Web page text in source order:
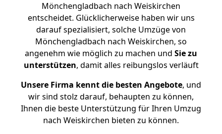
Mönchengladbach nach Weiskirchen
entscheidet. Glücklicherweise haben wir uns
darauf spezialisiert, solche Umzüge von
Mönchengladbach nach Weiskirchen, so
angenehm wie möglich zu machen und Sie zu
unterstützen, damit alles reibungslos verläuft
Unsere Firma kennt die besten Angebote, und
wir sind stolz darauf, behaupten zu können,
Ihnen die beste Unterstützung für Ihren Umzug
nach Weiskirchen bieten zu können.